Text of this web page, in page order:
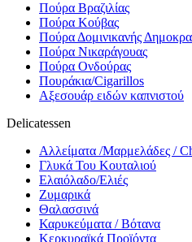
Πούρα Βραζιλίας
Πούρα Κούβας
Πούρα Δομινικανής
Πούρα Νικαράγουας
Πούρα Ονδούρας
Πουράκια/Cigarillos
Αξεσουάρ ειδών καπνιστού
Delicatessen
Αλλείματα /Μαρμελάδες /
Γλυκά Του Κουταλιού
Ελαιόλαδο/Ελιές
Ζυμαρικά
Θαλασσινά
Καρυκεύματα / Βότανα
Κερκυραϊκά Προϊόντα